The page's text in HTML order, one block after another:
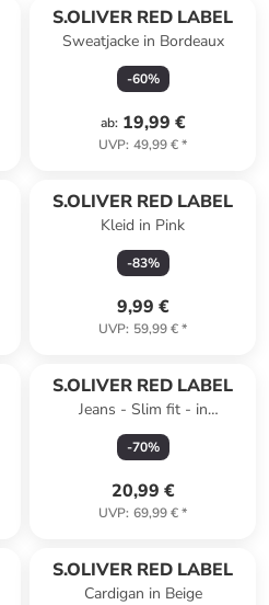
S.OLIVER RED LABEL
Sweatjacke in Bordeaux
-60%
ab: 19,99 €
UVP: 49,99 €*
S.OLIVER RED LABEL
Kleid in Pink
-83%
9,99 €
UVP: 59,99 €*
S.OLIVER RED LABEL
Jeans - Slim fit - in
Dunkelblau
-70%
20,99 €
UVP: 69,99 €*
S.OLIVER RED LABEL
Cardigan in Beige